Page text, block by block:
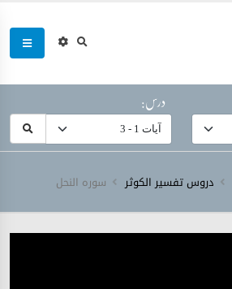
درس:
دروس تفسیر الکوثر سورہ ‎النحل